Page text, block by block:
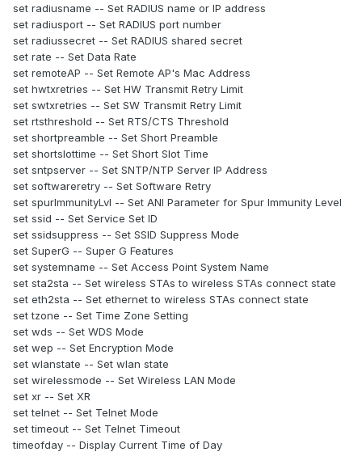
set radiusname -- Set RADIUS name or IP address
set radiusport -- Set RADIUS port number
set radiussecret -- Set RADIUS shared secret
set rate -- Set Data Rate
set remoteAP -- Set Remote AP's Mac Address
set hwtxretries -- Set HW Transmit Retry Limit
set swtxretries -- Set SW Transmit Retry Limit
set rtsthreshold -- Set RTS/CTS Threshold
set shortpreamble -- Set Short Preamble
set shortslottime -- Set Short Slot Time
set sntpserver -- Set SNTP/NTP Server IP Address
set softwareretry -- Set Software Retry
set spurImmunityLvl -- Set ANI Parameter for Spur Immunity Level
set ssid -- Set Service Set ID
set ssidsuppress -- Set SSID Suppress Mode
set SuperG -- Super G Features
set systemname -- Set Access Point System Name
set sta2sta -- Set wireless STAs to wireless STAs connect state
set eth2sta -- Set ethernet to wireless STAs connect state
set tzone -- Set Time Zone Setting
set wds -- Set WDS Mode
set wep -- Set Encryption Mode
set wlanstate -- Set wlan state
set wirelessmode -- Set Wireless LAN Mode
set xr -- Set XR
set telnet -- Set Telnet Mode
set timeout -- Set Telnet Timeout
timeofday -- Display Current Time of Day